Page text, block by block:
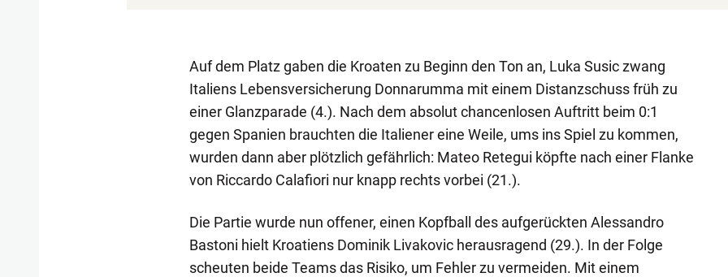
Auf dem Platz gaben die Kroaten zu Beginn den Ton an, Luka Susic zwang
Italiens Lebensversicherung Donnarumma mit einem Distanzschuss früh zu
einer Glanzparade (4.). Nach dem absolut chancenlosen Auftritt beim 0:1
gegen Spanien brauchten die Italiener eine Weile, ums ins Spiel zu kommen,
wurden dann aber plötzlich gefährlich: Mateo Retegui köpfte nach einer Flanke
von Riccardo Calafiori nur knapp rechts vorbei (21.).
Die Partie wurde nun offener, einen Kopfball des aufgerückten Alessandro
Bastoni hielt Kroatiens Dominik Livakovic herausragend (29.). In der Folge
scheuten beide Teams das Risiko, um Fehler zu vermeiden. Mit einem